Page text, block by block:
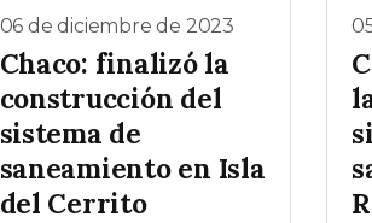
06 de diciembre de 2023
Chaco: finalizó la
construcción del
sistema de
saneamiento en Isla
del Cerrito